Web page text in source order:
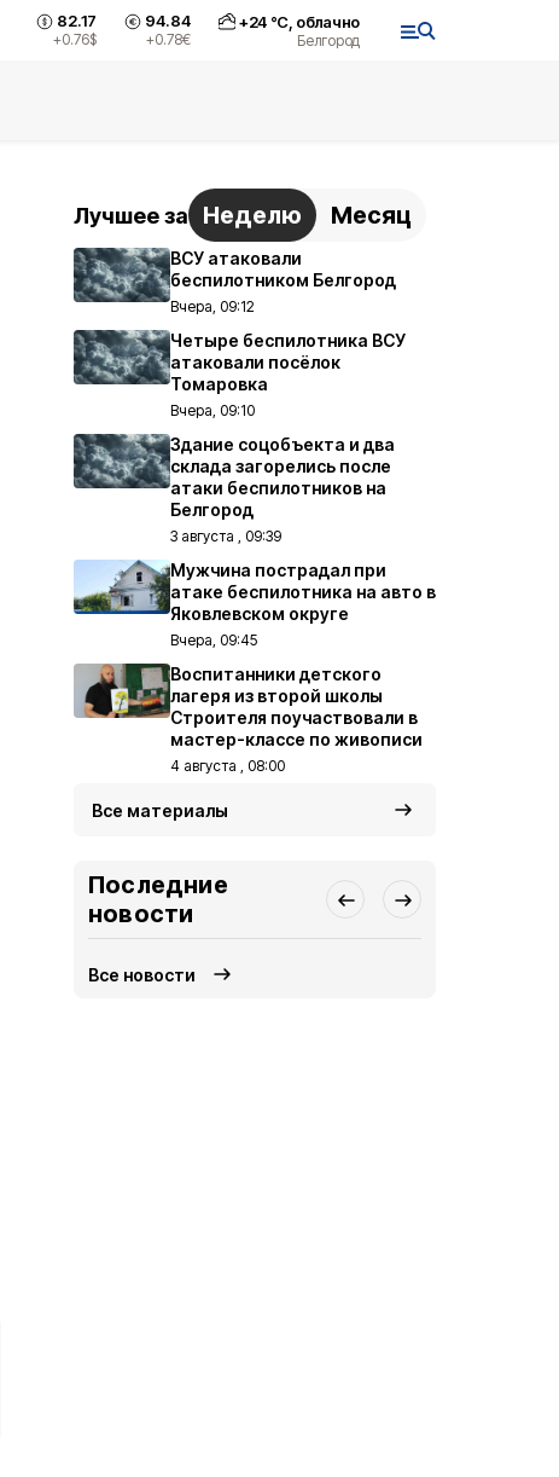
82.17
+0.76$
94.84
+0.78€
+24°С, облачно
Белгород
Лучшее за Неделю Месяц
ВСУ атаковали
беспилотником Белгород
Вчера, 09:12
Четыре беспилотника ВСУ
атаковали посёлок
Томаровка
Вчера, 09:10
Здание соцобъекта и два
склада загорелись после
атаки беспилотников на
Белгород
3 августа , 09:39
Мужчина пострадал при
атаке беспилотника на авто в
Яковлевском округе
Вчера, 09:45
Воспитанники детского
лагеря из второй школы
Строителя поучаствовали в
мастер-классе по живописи
4 августа , 08:00
Все материалы
Последние
новости
Все новости